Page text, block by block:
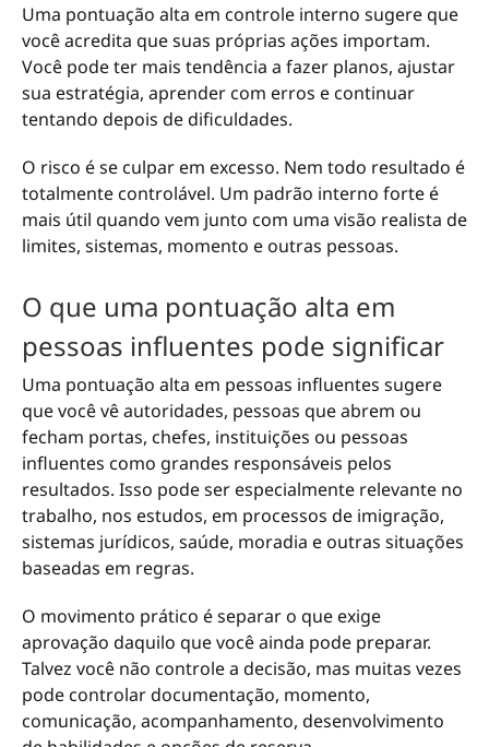
Uma pontuação alta em controle interno sugere que
você acredita que suas próprias ações importam.
Você pode ter mais tendência a fazer planos, ajustar
sua estratégia, aprender com erros e continuar
tentando depois de dificuldades.
O risco é se culpar em excesso. Nem todo resultado é
totalmente controlável. Um padrão interno forte é
mais útil quando vem junto com uma visão realista de
limites, sistemas, momento e outras pessoas.
O que uma pontuação alta em
pessoas influentes pode significar
Uma pontuação alta em pessoas influentes sugere
que você vê autoridades, pessoas que abrem ou
fecham portas, chefes, instituições ou pessoas
influentes como grandes responsáveis pelos
resultados. Isso pode ser especialmente relevante no
trabalho, nos estudos, em processos de imigração,
sistemas jurídicos, saúde, moradia e outras situações
baseadas em regras.
O movimento prático é separar o que exige
aprovação daquilo que você ainda pode preparar.
Talvez você não controle a decisão, mas muitas vezes
pode controlar documentação, momento,
comunicação, acompanhamento, desenvolvimento